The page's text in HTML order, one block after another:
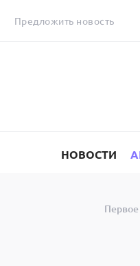
Предложить новость
НОВОСТИ
Первое